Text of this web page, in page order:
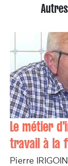
Le métier
travail à la
Pierre IRIGOIN